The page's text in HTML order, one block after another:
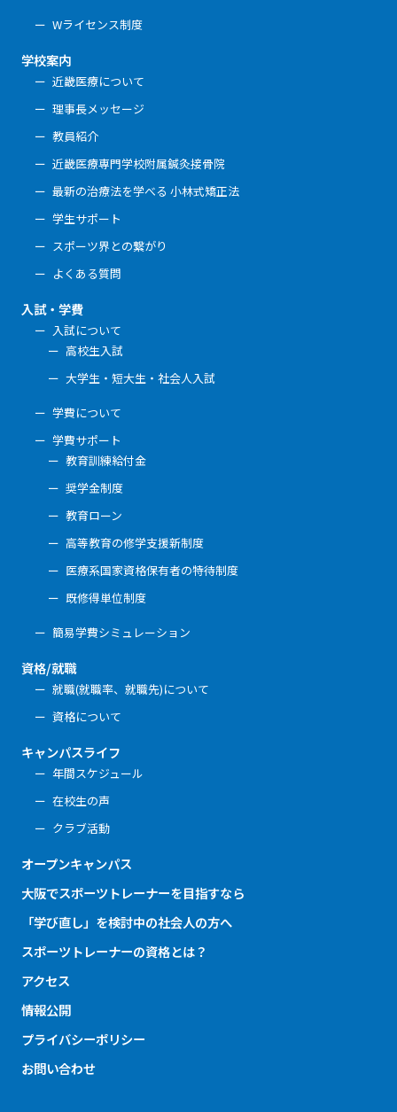
Wライセンス制度
学校案内
近畿医療について
理事長メッセージ
教員紹介
近畿医療専門学校附属鍼灸接骨院
最新の治療法を学べる 小林式矯正法
学生サポート
スポーツ界との繋がり
よくある質問
入試・学費
入試について
高校生入試
大学生・短大生・社会人入試
学費について
学費サポート
教育訓練給付金
奨学金制度
教育ローン
高等教育の修学支援新制度
医療系国家資格保有者の特待制度
既修得単位制度
簡易学費シミュレーション
資格/就職
就職(就職率、就職先)について
資格について
キャンパスライフ
年間スケジュール
在校生の声
クラブ活動
オープンキャンパス
大阪でスポーツトレーナーを目指すなら
「学び直し」を検討中の社会人の方へ
スポーツトレーナーの資格とは？
アクセス
情報公開
プライバシーポリシー
お問い合わせ